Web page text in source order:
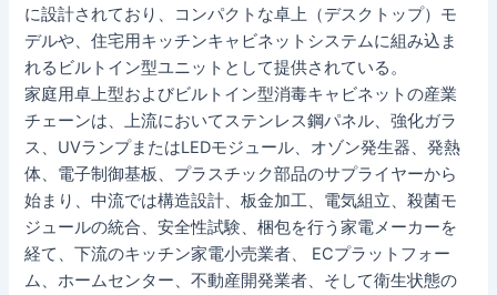
に設計されており、コンパクトな卓上（デスクトップ）モ
デルや、住宅用キッチンキャビネットシステムに組み込ま
れるビルトイン型ユニットとして提供されている。
家庭用卓上型およびビルトイン型消毒キャビネットの産業
チェーンは、上流においてステンレス鋼パネル、強化ガラ
ス、UVランプまたはLEDモジュール、オゾン発生器、発熱
体、電子制御基板、プラスチック部品のサプライヤーから
始まり、中流では構造設計、板金加工、電気組立、殺菌モ
ジュールの統合、安全性試験、梱包を行う家電メーカーを
経て、下流のキッチン家電小売業者、 ECプラットフォー
ム、ホームセンター、不動産開発業者、そして衛生状態の